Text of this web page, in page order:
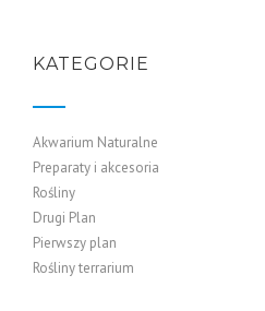
KATEGORIE
Akwarium Naturalne
Preparaty i akcesoria
Rośliny
Drugi Plan
Pierwszy plan
Rośliny terrarium